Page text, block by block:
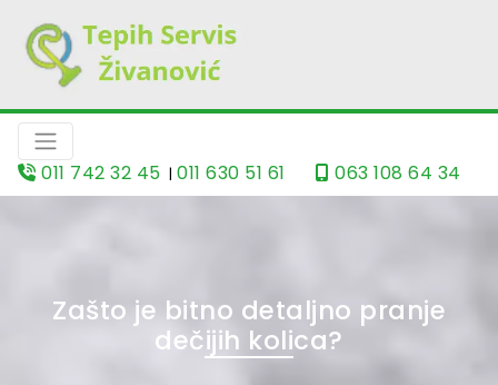
011 742 32 45 | 011 630 51 61 063 108 64 34
Zašto je bitno detaljno pranje
dečijih kolica?